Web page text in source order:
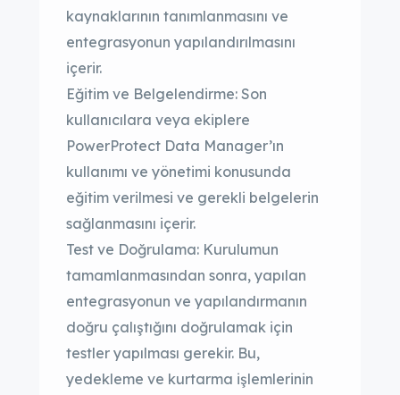
kaynaklarının tanımlanmasını ve
entegrasyonun yapılandırılmasını
içerir.
Eğitim ve Belgelendirme: Son
kullanıcılara veya ekiplere
PowerProtect Data Manager’ın
kullanımı ve yönetimi konusunda
eğitim verilmesi ve gerekli belgelerin
sağlanmasını içerir.
Test ve Doğrulama: Kurulumun
tamamlanmasından sonra, yapılan
entegrasyonun ve yapılandırmanın
doğru çalıştığını doğrulamak için
testler yapılması gerekir. Bu,
yedekleme ve kurtarma işlemlerinin